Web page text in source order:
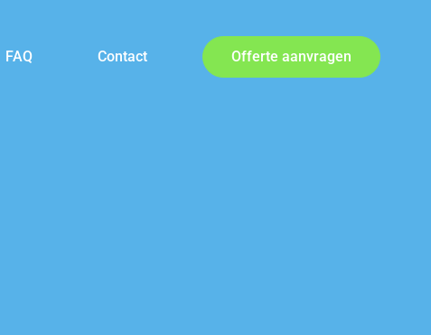
FAQ Contact Offerte aanvragen